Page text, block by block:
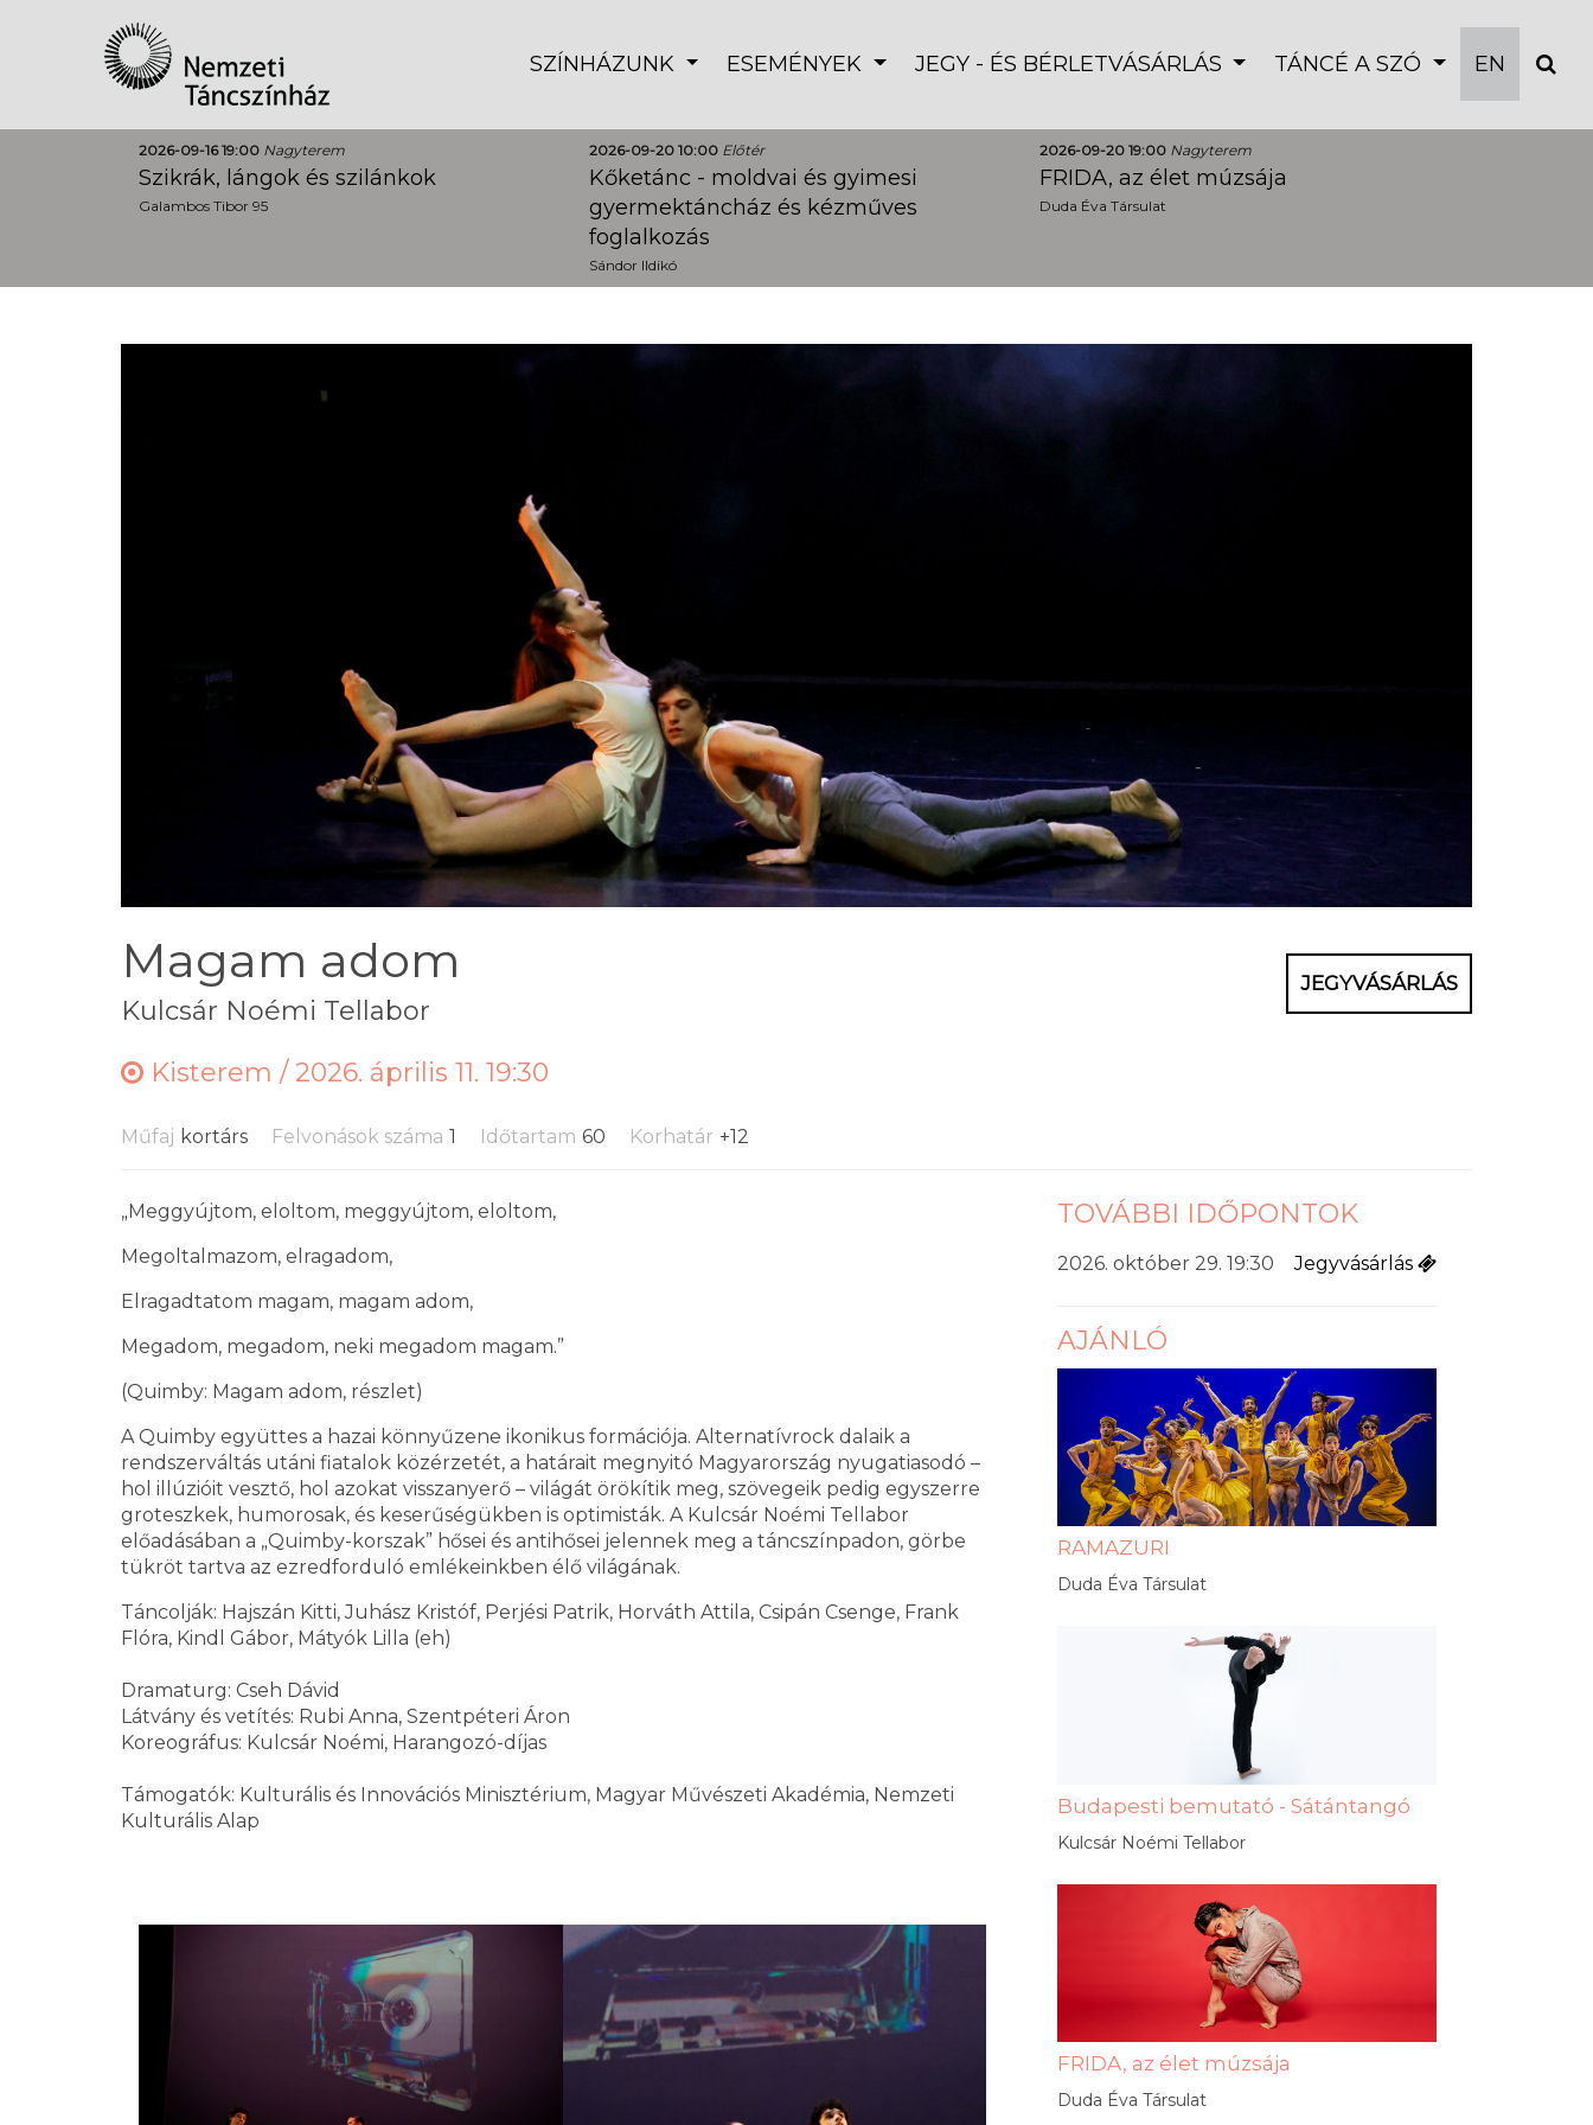
SZÍNHÁZUNK ESEMÉNYEK JEGY - ÉS BÉRLETVÁSÁRLÁS TÁNCÉ A SZÓ EN
2026-09-16 19:00 Nagyterem
Szikrák, lángok és szilánkok
Galambos Tibor 95
2026-09-20 10:00 Előtér
Kőketánc - moldvai és gyimesi
gyermektáncház és kézműves
foglalkozás
Sándor Ildikó
2026-09-20 19:00 Nagyterem
FRIDA, az élet múzsája
Duda Éva Társulat
Magam adom
Kulcsár Noémi Tellabor
JEGYVÁSÁRLÁS
Kisterem / 2026. április 11. 19:30
Műfaj kortárs Felvonások száma 1 Időtartam 60 Korhatár +12
„Meggyújtom, eloltom, meggyújtom, eloltom,
Megoltalmazom, elragadom,
Elragadtatom magam, magam adom,
Megadom, megadom, neki megadom magam.”
(Quimby: Magam adom, részlet)
A Quimby együttes a hazai könnyűzene ikonikus formációja. Alternatívrock dalaik a
rendszerváltás utáni fiatalok közérzetét, a határait megnyitó Magyarország nyugatiasodó –
hol illúzióit vesztő, hol azokat visszanyerő – világát örökítik meg, szövegeik pedig egyszerre
groteszkek, humorosak, és keserűségükben is optimisták. A Kulcsár Noémi Tellabor
előadásában a „Quimby-korszak” hősei és antihősei jelennek meg a táncszínpadon, görbe
tükröt tartva az ezredforduló emlékeinkben élő világának.
Táncolják: Hajszán Kitti, Juhász Kristóf, Perjési Patrik, Horváth Attila, Csipán Csenge, Frank
Flóra, Kindl Gábor, Mátyók Lilla (eh)
Dramaturg: Cseh Dávid
Látvány és vetítés: Rubi Anna, Szentpéteri Áron
Koreográfus: Kulcsár Noémi, Harangozó-díjas
Támogatók: Kulturális és Innovációs Minisztérium, Magyar Művészeti Akadémia, Nemzeti
Kulturális Alap
TOVÁBBI IDŐPONTOK
2026. október 29. 19:30 Jegyvásárlás
AJÁNLÓ
RAMAZURI
Duda Éva Társulat
Budapesti bemutató - Sátántangó
Kulcsár Noémi Tellabor
FRIDA, az élet múzsája
Duda Éva Társulat